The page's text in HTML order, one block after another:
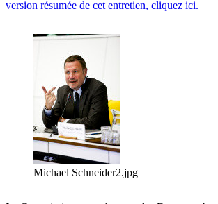
version résumée de cet entretien, cliquez ici.
Michael Schneider2.jpg